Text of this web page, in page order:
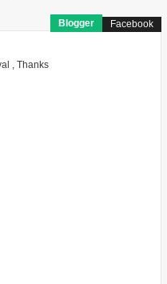
Blogger Facebook
, Thanks